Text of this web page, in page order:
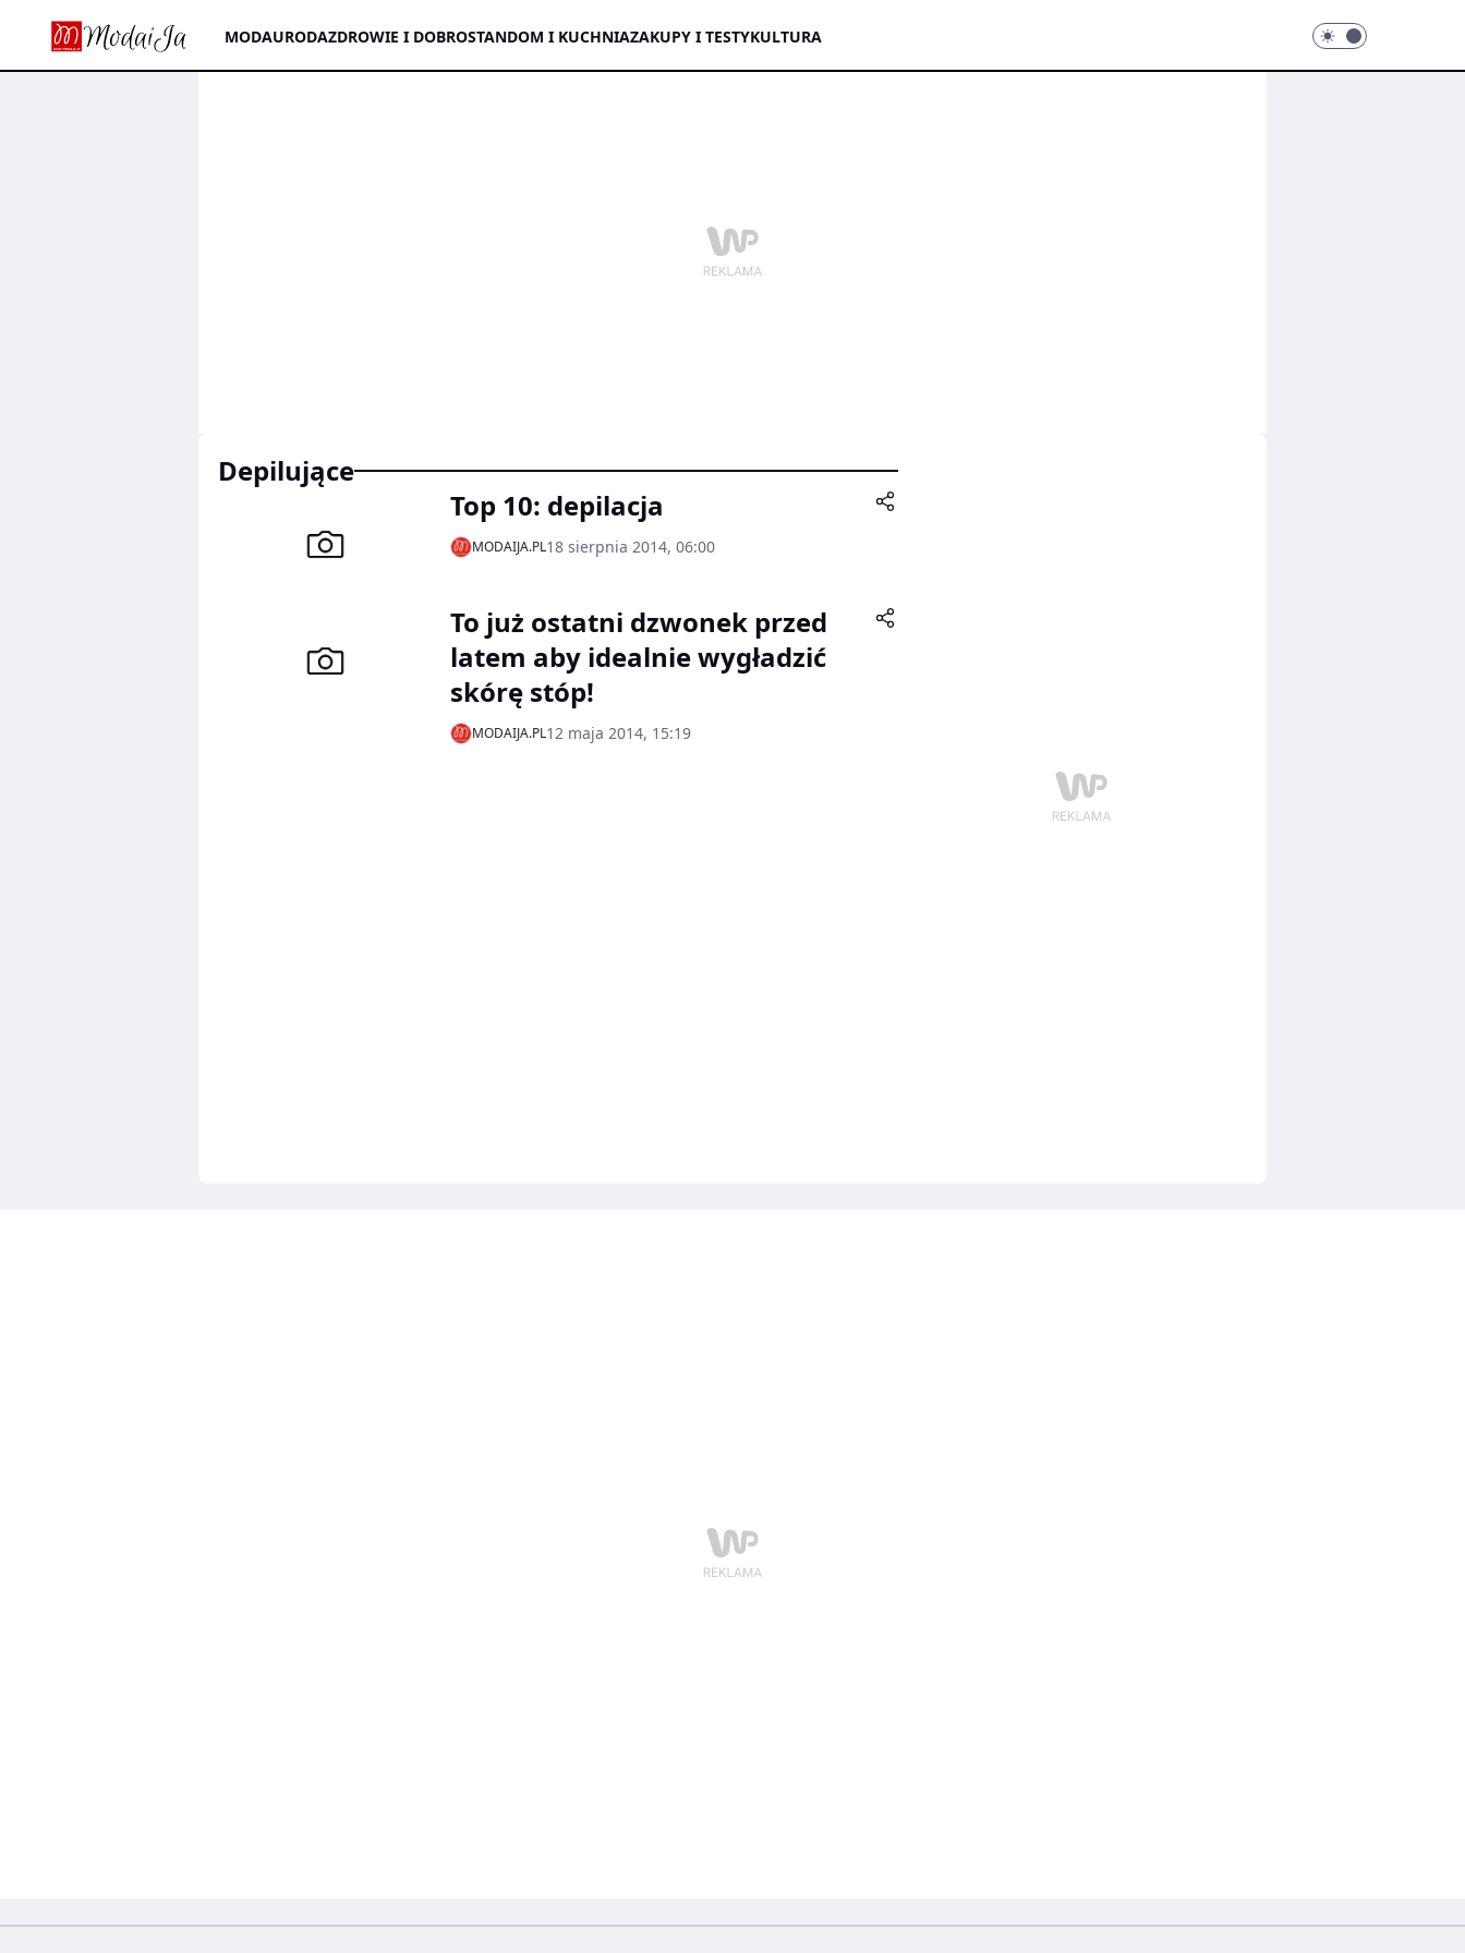
MODAURODAZDROWIE I DOBROSTANDOM I KUCHNIAZAKUPY I TESTYKULTURA
depilujące
Top 10: depilacja
MODAIJA.PL18 sierpnia 2014, 06:00
To już ostatni dzwonek przed
latem aby idealnie wygładzić
skórę stóp!
MODAIJA.PL12 maja 2014, 15:19